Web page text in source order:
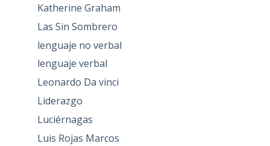
Katherine Graham
Las Sin Sombrero
lenguaje no verbal
lenguaje verbal
Leonardo Da vinci
Liderazgo
Luciérnagas
Luis Rojas Marcos